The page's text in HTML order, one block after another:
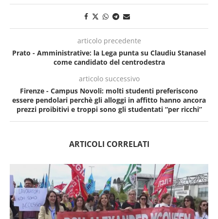
articolo precedente
Prato - Amministrative: la Lega punta su Claudiu Stanasel
come candidato del centrodestra
articolo successivo
Firenze - Campus Novoli: molti studenti preferiscono
essere pendolari perchè gli alloggi in affitto hanno ancora
prezzi proibitivi e troppi sono gli studentati “per ricchi”
ARTICOLI CORRELATI